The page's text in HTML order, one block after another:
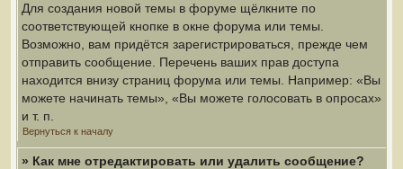
Для создания новой темы в форуме щёлкните по
соответствующей кнопке в окне форума или темы.
Возможно, вам придётся зарегистрироваться, прежде чем
отправить сообщение. Перечень ваших прав доступа
находится внизу страниц форума или темы. Например: «Вы
можете начинать темы», «Вы можете голосовать в опросах»
и т. п.
Вернуться к началу
» Как мне отредактировать или удалить сообщение?